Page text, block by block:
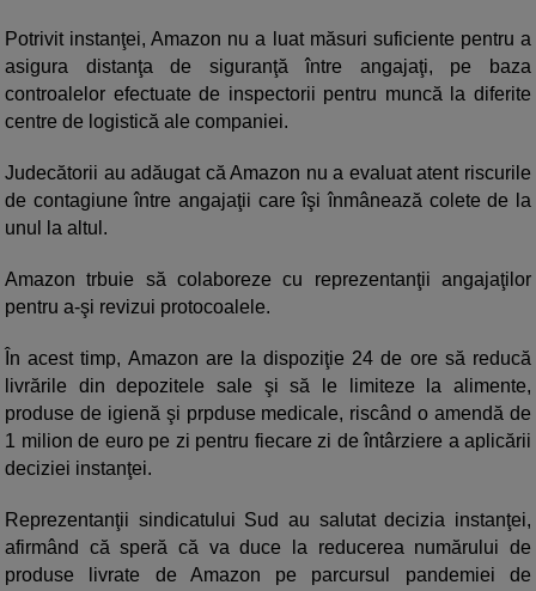
Potrivit instanţei, Amazon nu a luat măsuri suficiente pentru a
asigura distanţa de siguranţă între angajaţi, pe baza
controalelor efectuate de inspectorii pentru muncă la diferite
centre de logistică ale companiei.
Judecătorii au adăugat că Amazon nu a evaluat atent riscurile
de contagiune între angajaţii care îşi înmânează colete de la
unul la altul.
Amazon trbuie să colaboreze cu reprezentanţii angajaţilor
pentru a-şi revizui protocoalele.
În acest timp, Amazon are la dispoziţie 24 de ore să reducă
livrările din depozitele sale şi să le limiteze la alimente,
produse de igienă şi prpduse medicale, riscând o amendă de
1 milion de euro pe zi pentru fiecare zi de întârziere a aplicării
deciziei instanţei.
Reprezentanţii sindicatului Sud au salutat decizia instanţei,
afirmând că speră că va duce la reducerea numărului de
produse livrate de Amazon pe parcursul pandemiei de